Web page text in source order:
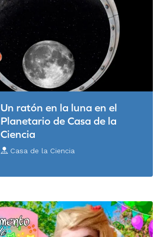
Un ratón en la luna en el
Planetario de Casa de la
Ciencia
Casa de la Ciencia